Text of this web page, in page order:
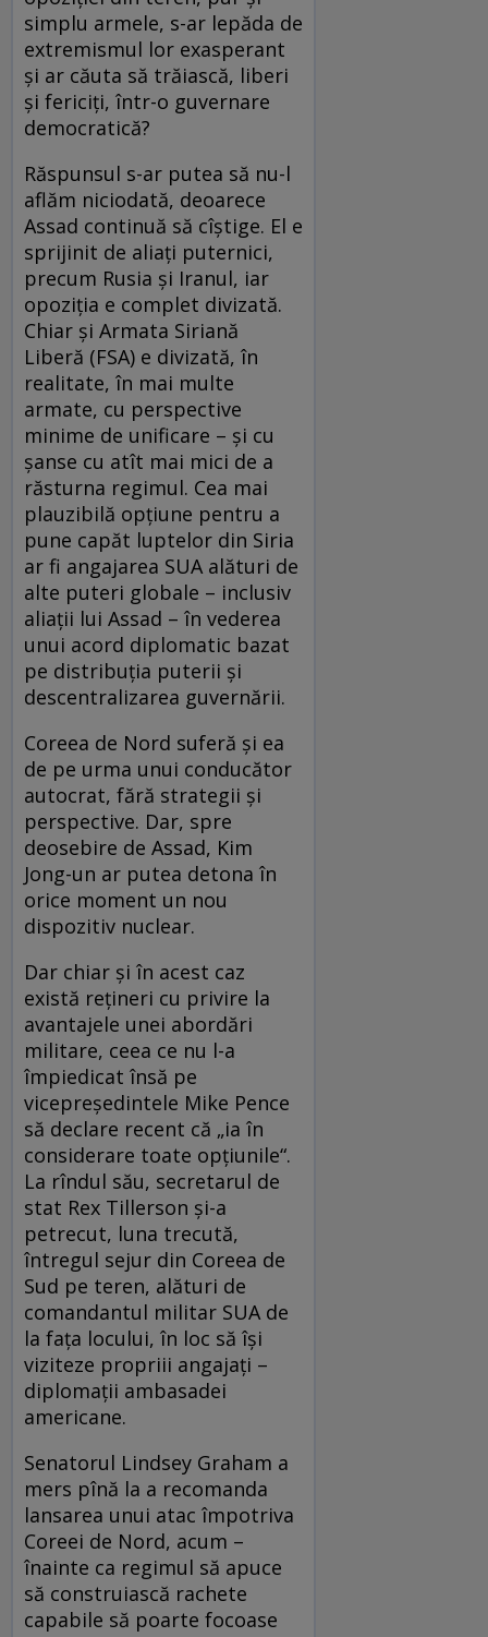
simplu armele, s-ar lepăda de
extremismul lor exasperant
și ar căuta să trăiască, liberi
și fericiți, într-o guvernare
democratică?
Răspunsul s-ar putea să nu-l
aflăm niciodată, deoarece
Assad continuă să cîștige. El e
sprijinit de aliați puternici,
precum Rusia și Iranul, iar
opoziția e complet divizată.
Chiar și Armata Siriană
Liberă (FSA) e divizată, în
realitate, în mai multe
armate, cu perspective
minime de unificare – și cu
șanse cu atît mai mici de a
răsturna regimul. Cea mai
plauzibilă opțiune pentru a
pune capăt luptelor din Siria
ar fi angajarea SUA alături de
alte puteri globale – inclusiv
aliații lui Assad – în vederea
unui acord diplomatic bazat
pe distribuția puterii și
descentralizarea guvernării.
Coreea de Nord suferă și ea
de pe urma unui conducător
autocrat, fără strategii și
perspective. Dar, spre
deosebire de Assad, Kim
Jong-un ar putea detona în
orice moment un nou
dispozitiv nuclear.
Dar chiar și în acest caz
există rețineri cu privire la
avantajele unei abordări
militare, ceea ce nu l-a
împiedicat însă pe
vicepreședintele Mike Pence
să declare recent că „ia în
considerare toate opțiunile“.
La rîndul său, secretarul de
stat Rex Tillerson și-a
petrecut, luna trecută,
întregul sejur din Coreea de
Sud pe teren, alături de
comandantul militar SUA de
la fața locului, în loc să își
viziteze propriii angajați –
diplomații ambasadei
americane.
Senatorul Lindsey Graham a
mers pînă la a recomanda
lansarea unui atac împotriva
Coreei de Nord, acum –
înainte ca regimul să apuce
să construiască rachete
capabile să poarte focoase